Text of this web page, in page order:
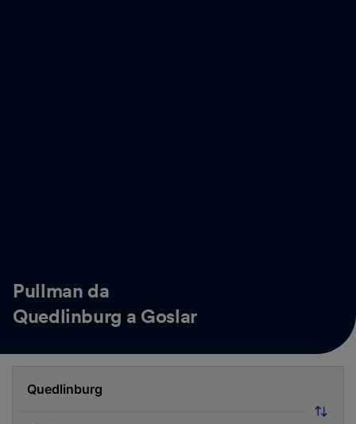
Pullman da
Quedlinburg a Goslar